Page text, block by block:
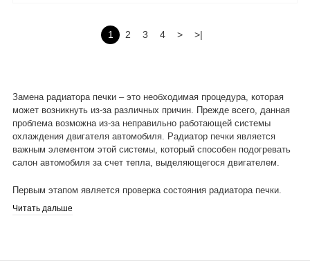
1 2 3 4 > >|
Замена радиатора печки – это необходимая процедура, которая
может возникнуть из-за различных причин. Прежде всего, данная
проблема возможна из-за неправильно работающей системы
охлаждения двигателя автомобиля. Радиатор печки является
важным элементом этой системы, который способен подогревать
салон автомобиля за счет тепла, выделяющегося двигателем.
Первым этапом является проверка состояния радиатора печки.
Если обнаружены повреждения, он заменяется на новый. Затем
производится демонтаж старого радиатора печки и монтаж нового
Читать дальше